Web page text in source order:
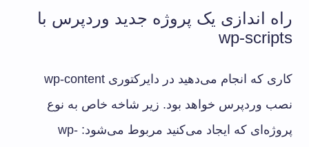
راه اندازی یک پروژه جدید وردپرس با
wp-scripts
کاری که انجام می‌دهید در دایرکتوری wp-content
نصب وردپرس خواهد بود. زیر شاخه خاص به نوع
پروژه‌ای که ایجاد می‌کنید مربوط می‌شود: wp-